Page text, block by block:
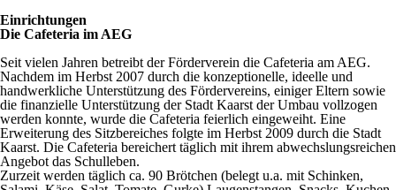
Einrichtungen
Die Cafeteria im AEG
Seit vielen Jahren betreibt der Förderverein die Cafeteria am AEG.
Nachdem im Herbst 2007 durch die konzeptionelle, ideelle und
handwerkliche Unterstützung des Fördervereins, einiger Eltern sowie
die finanzielle Unterstützung der Stadt Kaarst der Umbau vollzogen
werden konnte, wurde die Cafeteria feierlich eingeweiht. Eine
Erweiterung des Sitzbereiches folgte im Herbst 2009 durch die Stadt
Kaarst. Die Cafeteria bereichert täglich mit ihrem abwechslungsreichen
Angebot das Schulleben.
Zurzeit werden täglich ca. 90 Brötchen (belegt u.a. mit Schinken,